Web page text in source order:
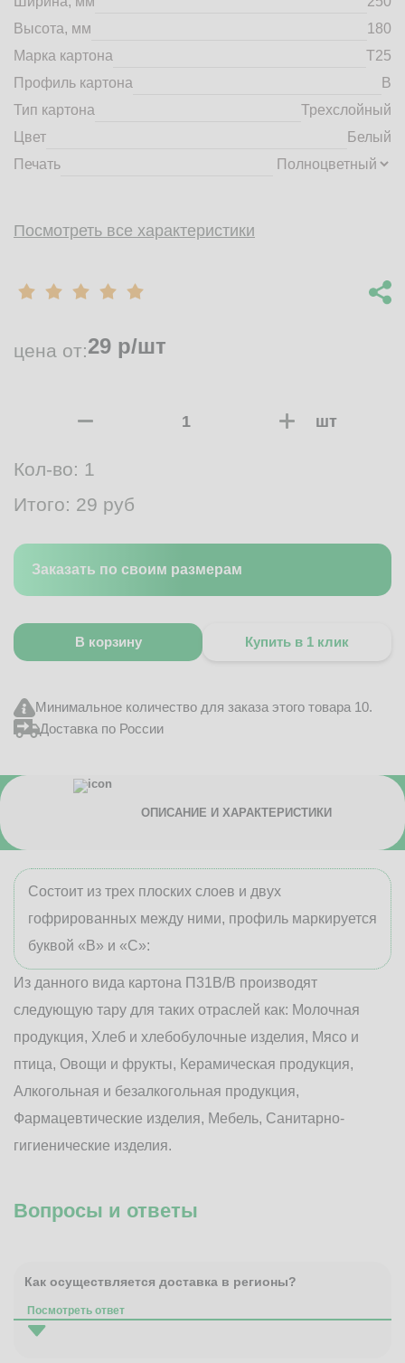
+7 (4832) 71-44-42
г. Брянск, Белобережская улица, 1А
© 2014 - 2026 | ООО ТД "Брянский картон" Все права защищены,
материалов с сайта строго запрещено.
Высота, мм
180
Марка картона
Т25
Профиль картона
B
Тип картона
Трехслойный
Цвет
Белый
Печать
Посмотреть все характеристики
цена от:29 р/шт
шт
Кол-во: 1
Итого: 29 руб
Заказать по своим размерам
В корзину Купить в 1 клик
Минимальное количество для заказа этого товара 10.
Доставка по России
ОПИСАНИЕ И ХАРАКТЕРИСТИКИ
Состоит из трех плоских слоев и двух
гофрированных между ними, профиль маркируется
буквой «В» и «С»:
Из данного вида картона П31В/B производят
следующую тару для таких отраслей как: Молочная
продукция, Хлеб и хлебобулочные изделия, Мясо и
птица, Овощи и фрукты, Керамическая продукция,
Алкогольная и безалкогольная продукция,
Фармацевтические изделия, Мебель, Санитарно-
гигиенические изделия.
Вопросы и ответы
Как осуществляется доставка в регионы?
Посмотреть ответ